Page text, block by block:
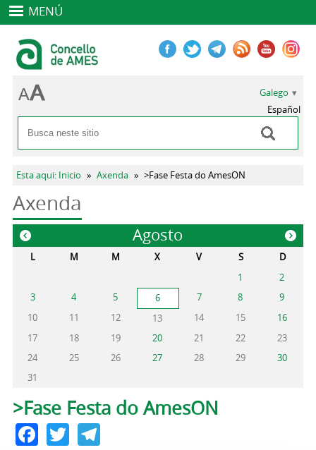
MENÚ
Formulario de busca
Buscar
Galego
Español
Vostede está aquí
Esta aqui: Inicio » Axenda » >Fase Festa do AmesON
Axenda
Agosto
« »
L M M X V S
D
1
2
3
4 5 6 7 8
9
10
11 12 13 14 15
16
17
18 19 20 21 22
23
24
25 26 27 28 29
30
31
Pestanas principais
>Fase Festa do AmesON
Facebook
TwitterTelegram